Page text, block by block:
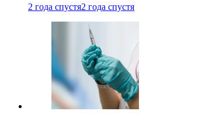
2 года спустя2 года спустя